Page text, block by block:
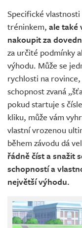
Specifické
tréninkem, ale také
nakoupit za
za určité podmínky
výhodu. Může se
rychlosti na
schopnost zvaná
pokud startuje s
kliku, může vám
vlastní vrozenou
během závodu dá
řádně číst a snažit
schopností a
největší výhodu.